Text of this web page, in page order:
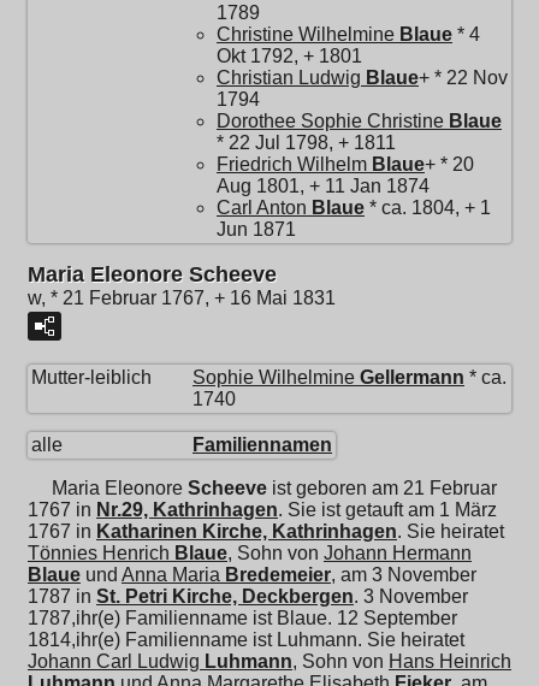
1789
Christine Wilhelmine Blaue * 4
Okt 1792, + 1801
Christian Ludwig Blaue+ * 22 Nov
1794
Dorothee Sophie Christine Blaue
* 22 Jul 1798, + 1811
Friedrich Wilhelm Blaue+ * 20
Aug 1801, + 11 Jan 1874
Carl Anton Blaue * ca. 1804, + 1
Jun 1871
Maria Eleonore Scheeve
w, * 21 Februar 1767, + 16 Mai 1831
Mutter-leiblich Sophie Wilhelmine Gellermann * ca.
1740
alle Familiennamen
Maria Eleonore Scheeve ist geboren am 21 Februar
1767 in Nr.29, Kathrinhagen. Sie ist getauft am 1 März
1767 in Katharinen Kirche, Kathrinhagen. Sie heiratet
Tönnies Henrich Blaue, Sohn von Johann Hermann
Blaue und Anna Maria Bredemeier, am 3 November
1787 in St. Petri Kirche, Deckbergen. 3 November
1787,ihr(e) Familienname ist Blaue. 12 September
1814,ihr(e) Familienname ist Luhmann. Sie heiratet
Johann Carl Ludwig Luhmann, Sohn von Hans Heinrich